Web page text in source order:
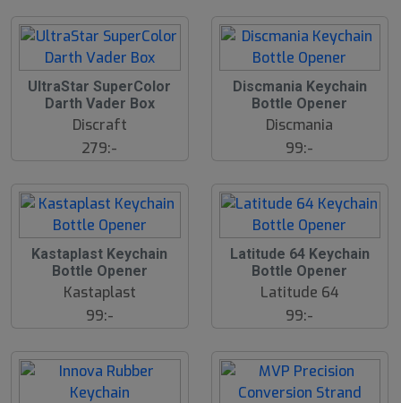
UltraStar SuperColor
Darth Vader Box
Discraft
279:-
Discmania Keychain
Bottle Opener
Discmania
99:-
Kastaplast Keychain
Bottle Opener
Kastaplast
99:-
Latitude 64 Keychain
Bottle Opener
Latitude 64
99:-